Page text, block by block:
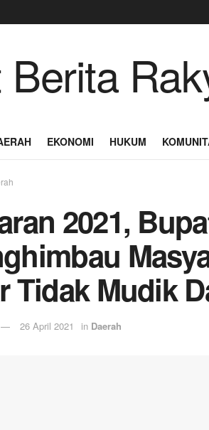
EKONOMI HUKUM
2021,
Tidak Mudik
26 April 2021 in Daerah